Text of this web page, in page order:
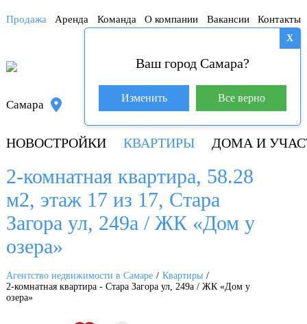
Продажа Аренда Команда О компании Вакансии Контакты
База покупателей (601)
Самара +7 917 145-78-45
НОВОСТРОЙКИ КВАРТИРЫ ДОМА И
X
Ваш город Самара?
Изменить Все верно
2-комнатная квартира, 58.28
м2, этаж 17 из 17, Стара
Загора ул, 249а / ЖК «Дом у
озера»
Агентство недвижимости в Самаре
Квартиры
2-комнатная квартира - Стара Загора ул, 249а / ЖК «Дом у
озера»